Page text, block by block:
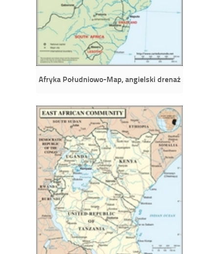
Afryka Południowo-Map, angielski drenaż